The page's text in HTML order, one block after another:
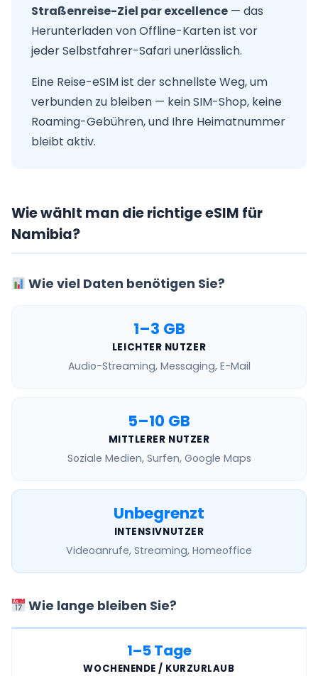
Straßenreise-Ziel par excellence — das
Herunterladen von Offline-Karten ist vor
jeder Selbstfahrer-Safari unerlässlich.
Eine Reise-eSIM ist der schnellste Weg, um
verbunden zu bleiben — kein SIM-Shop, keine
Roaming-Gebühren, und Ihre Heimatnummer
bleibt aktiv.
Wie wählt man die richtige eSIM für
Namibia?
Wie viel Daten benötigen Sie?
1–3 GB
LEICHTER NUTZER
Audio-Streaming, Messaging, E-Mail
5–10 GB
MITTLERER NUTZER
Soziale Medien, Surfen, Google Maps
Unbegrenzt
INTENSIVNUTZER
Videoanrufe, Streaming, Homeoffice
Wie lange bleiben Sie?
1–5 Tage
WOCHENENDE / KURZURLAUB